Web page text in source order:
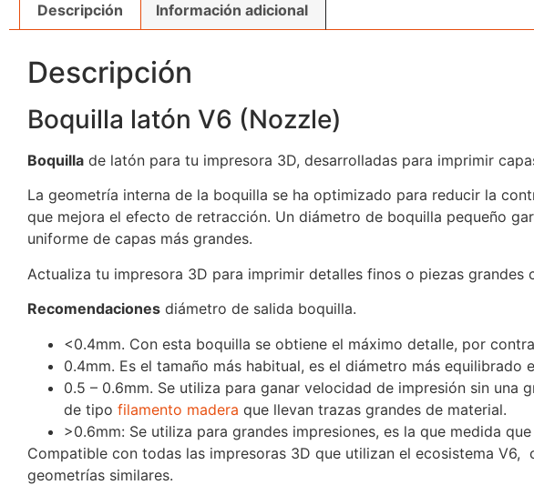
Descripción Información adicional
Descripción
Boquilla latón V6 (Nozzle)
Boquilla de latón para tu impresora 3D, desarrolladas para imprimir
La geometría interna de la boquilla se ha optimizado para reducir la
que mejora el efecto de retracción. Un diámetro de boquilla pequeño
uniforme de capas más grandes.
Actualiza tu impresora 3D para imprimir detalles finos o piezas grandes
Recomendaciones diámetro de salida boquilla.
<0.4mm. Con esta boquilla se obtiene el máximo detalle, por
0.4mm. Es el tamaño más habitual, es el diámetro más equilibrado
0.5 – 0.6mm. Se utiliza para ganar velocidad de impresión sin una
de tipo filamento madera que llevan trazas grandes de material.
>0.6mm: Se utiliza para grandes impresiones, es la que medida
Compatible con todas las impresoras 3D que utilizan el ecosistema V6,
geometrías similares.